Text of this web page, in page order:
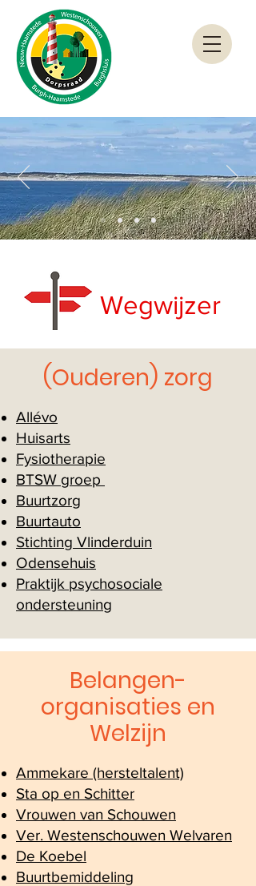
Wegwijzer
(Ouderen) zorg
Allévo
Huisarts
Fysiotherapie
BTSW groep
Buurtzorg
Buurtauto
Stichting Vlinderduin
Odensehuis
Praktijk psychosociale
ondersteuning
Belangen-
organisaties en
Welzijn
Ammekare (hersteltalent)
Sta op en Schitter
Vrouwen van Schouwen
Ver. Westenschouwen Welvaren
De Koebel
Buurtbemiddeling